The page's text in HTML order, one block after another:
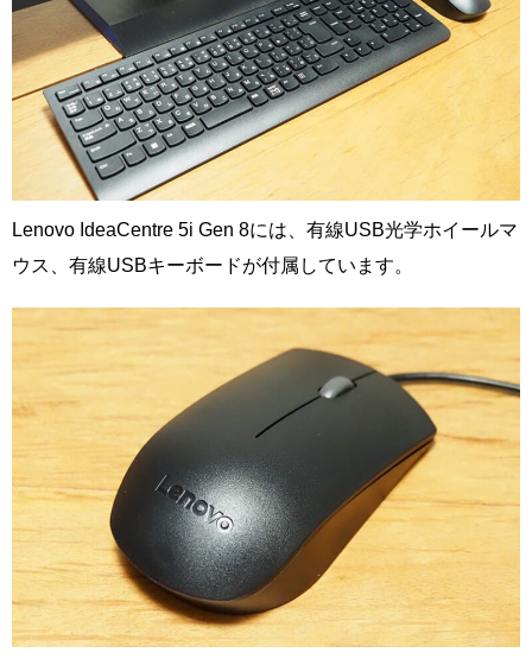
Lenovo IdeaCentre 5i Gen 8には、有線USB光学ホイールマ
ウス、有線USBキーボードが付属しています。